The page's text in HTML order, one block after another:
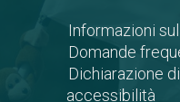
Informazioni
Domande
Dichiarazione di
accessibilità